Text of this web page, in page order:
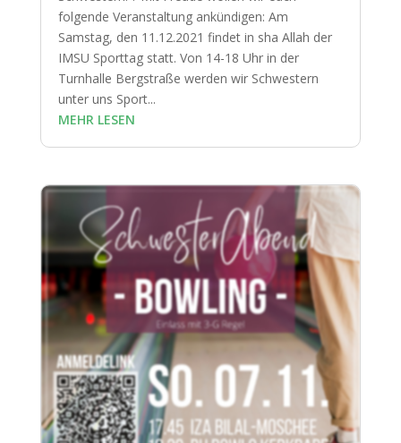
folgende Veranstaltung ankündigen: Am
Samstag, den 11.12.2021 findet in sha Allah der
IMSU Sporttag statt. Von 14-18 Uhr in der
Turnhalle Bergstraße werden wir Schwestern
unter uns Sport...
MEHR LESEN